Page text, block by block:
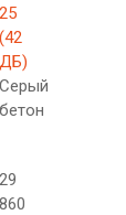
25
(42
ДБ)
Серый
бетон
29
860